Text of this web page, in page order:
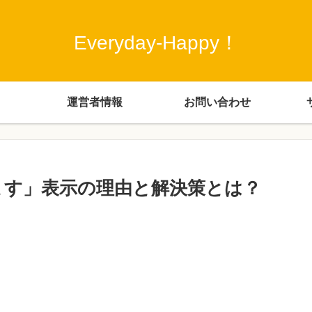
Everyday-Happy！
運営者情報 お問い合わせ
」表示の理由と解決策とは？